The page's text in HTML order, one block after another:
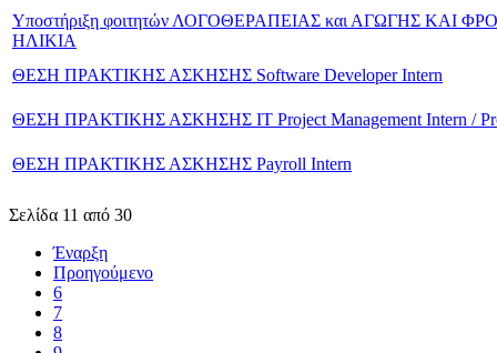
Υποστήριξη φοιτητών ΛΟΓΟΘΕΡΑΠΕΙΑΣ και ΑΓΩΓΗΣ ΚΑΙ
ΗΛΙΚΙΑ
ΘΕΣΗ ΠΡΑΚΤΙΚΗΣ ΑΣΚΗΣΗΣ Software Developer Intern
ΘΕΣΗ ΠΡΑΚΤΙΚΗΣ ΑΣΚΗΣΗΣ IT Project Management Intern /
ΘΕΣΗ ΠΡΑΚΤΙΚΗΣ ΑΣΚΗΣΗΣ Payroll Intern
Σελίδα 11 από 30
Έναρξη
Προηγούμενο
6
7
8